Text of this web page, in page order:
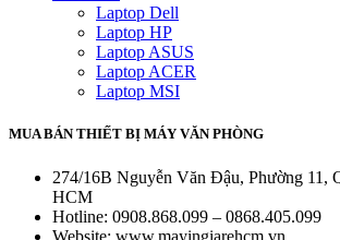
Laptop Dell
Laptop HP
Laptop ASUS
Laptop ACER
Laptop MSI
MUA BÁN THIẾT BỊ MÁY VĂN PHÒNG
274/16B Nguyễn Văn Đậu, Phường 11,
HCM
Hotline: 0908.868.099 – 0868.405.099
Website: www.mayingiarehcm.vn